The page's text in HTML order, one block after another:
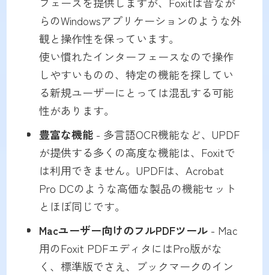
らのWindowsアプリケーションのような外
観と操作性を保っています。
使い慣れたインターフェースなので操作
しやすいものの、特定の機能を探してい
る新規ユーザーにとっては混乱する可能
性があります。
豊富な機能 - 多言語OCR機能など、UPDF
が提供する多くの高度な機能は、Foxitで
は利用できません。UPDFは、Acrobat
Pro DCのような高価な製品の機能セット
とほぼ同じです。
Macユーザー向けのフルPDFツール - Mac
用のFoxit PDFエディタにはPro版がな
く、標準版でさえ、ブックマークのイン